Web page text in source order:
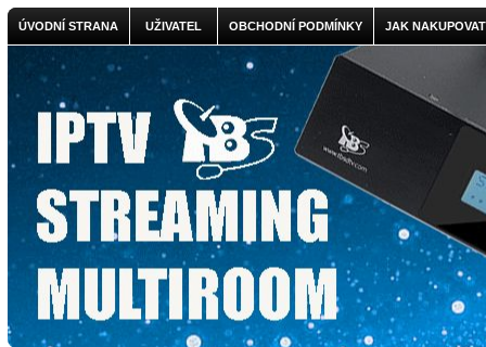
ÚVODNÍ STRANA UŽIVATEL OBCHODNÍ PODMÍNKY JAK NAKUPOVAT